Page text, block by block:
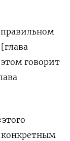
говорит